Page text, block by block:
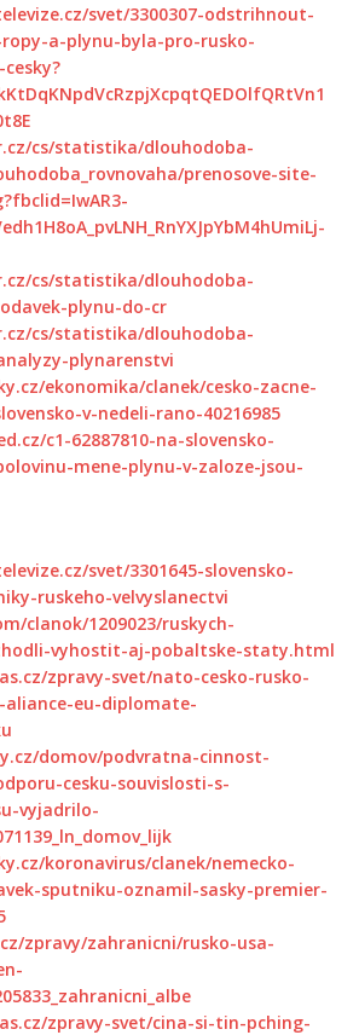
svet/3300307-odstrihnout-
a-plynu-byla-pro-rusko-
cs/statistika/dlouhodoba-
prenosove-site-
cs/statistika/dlouhodoba-
plynu-do-cr
cs/statistika/dlouhodoba-
plynarenstvi
ekonomika/clanek/cesko-zacne-
v-nedeli-rano-40216985
c1-62887810-na-slovensko-
mene-plynu-v-zaloze-jsou-
svet/3301645-slovensko-
ruskeho-velvyslanectvi
clanok/1209023/ruskych-
vyhostit-aj-pobaltske-staty.html
zpravy-svet/nato-cesko-rusko-
eu-diplomate-
domov/podvratna-cinnost-
cesku-souvislosti-s-
vyjadrilo-
koronavirus/clanek/nemecko-
sputniku-oznamil-sasky-premier-
zpravy/zahranicni/rusko-usa-
zpravy-svet/cina-si-tin-pching-